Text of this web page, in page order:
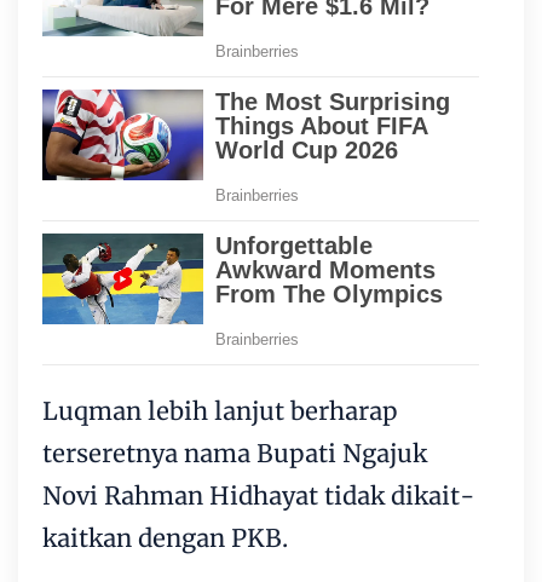
Luqman lebih lanjut berharap
terseretnya nama Bupati Ngajuk
Novi Rahman Hidhayat tidak dikait-
kaitkan dengan PKB.